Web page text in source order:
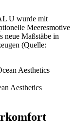
U wurde mit
Meeresmotive
neue Maßstäbe in
(Quelle:
Aesthetics